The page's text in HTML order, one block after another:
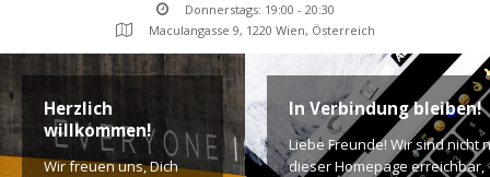
Donnerstags: 19:00 - 20:30
Maculangasse 9, 1220 Wien, Österreich
Herzlich
willkommen!
Wir freuen uns, Dich
In Verbindung bleiben!
Liebe Freunde! Wir sind nicht
dieser Homepage erreichbar,